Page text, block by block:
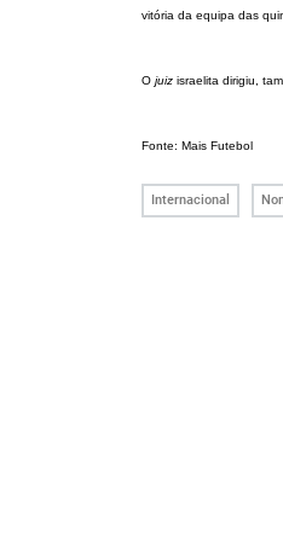
vitória da equipa das
O juiz israelita dirigiu,
Fonte: Mais Futebol
Internacional